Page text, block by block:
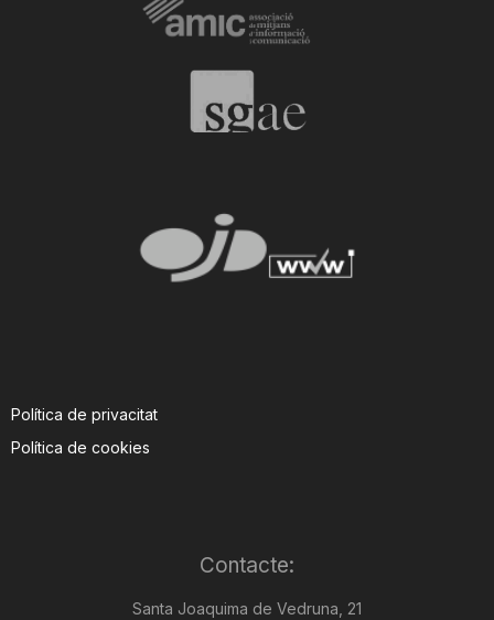
Política de privacitat
Política de cookies
Contacte:
Santa Joaquima de Vedruna, 21